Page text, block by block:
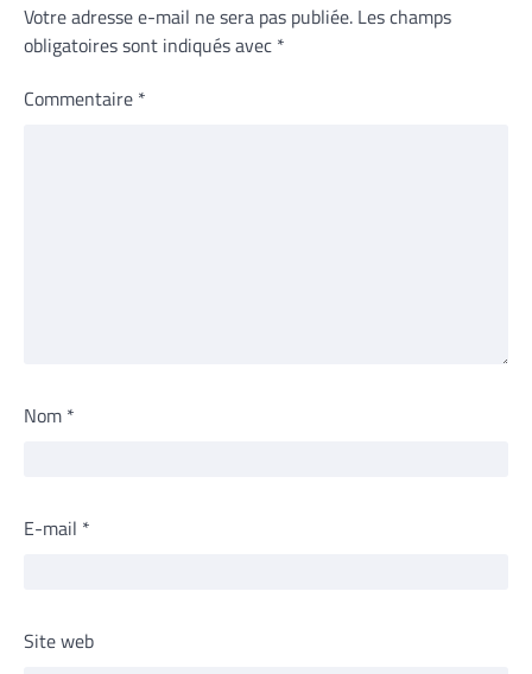
Votre adresse e-mail ne sera pas publiée. Les champs
obligatoires sont indiqués avec *
Commentaire *
Nom *
E-mail *
Site web